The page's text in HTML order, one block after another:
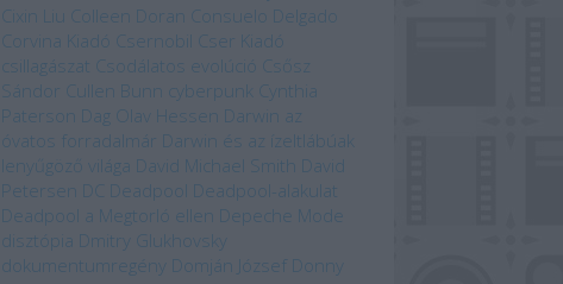
Cixin Liu
Colleen Doran
Consuelo Delgado
Corvina Kiadó
Csernobil
Cser Kiadó
csillagászat
Csodálatos evolúció
Csősz
Sándor
Cullen Bunn cyberpunk
Cynthia
Paterson Dag Olav Hessen Darwin az
óvatos forradalmár Darwin és az ízeltlábúak
lenyűgöző világa David Michael Smith David
Petersen DC Deadpool
Deadpool-alakulat
Deadpool a Megtorló ellen Depeche Mode
disztópia Dmitry Glukhovsky
dokumentumregény Domján József Donny